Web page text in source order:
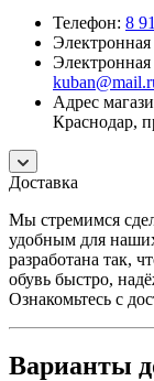
Телефон: 8
Электронная
Электронная
Адрес
Краснодар,
Доставка
Мы стремимся
удобным для
разработана так,
обувь быстро,
Ознакомьтесь с
Варианты